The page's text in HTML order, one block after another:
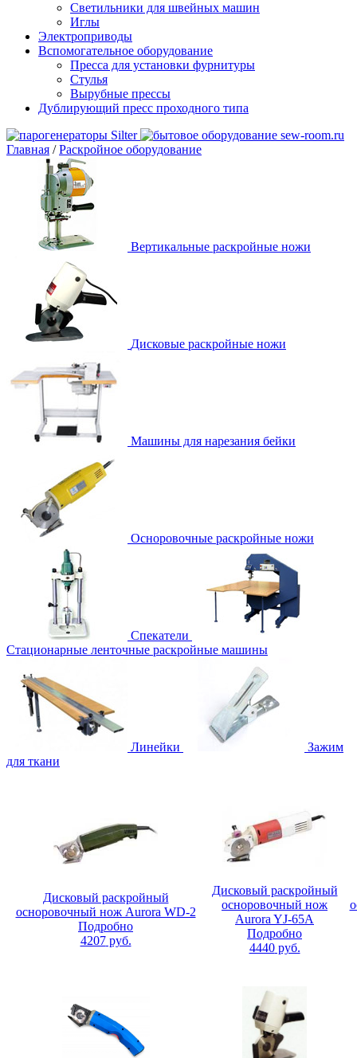
Светильники для швейных машин
Иглы
Электроприводы
Вспомогательное оборудование
Пресса для установки фурнитуры
Стулья
Вырубные прессы
Дублирующий пресс проходного типа
Главная /Раскройное оборудование
Вертикальные раскройные ножи
Дисковые раскройные ножи
Машины для нарезания бейки
Осноровочные раскройные ножи
Спекатели
Стационарные ленточные раскройные машины
Линейки
Зажим
для ткани
Дисковый раскройный
осноровочный нож Aurora WD-2
Подробно
4207руб.
Дисковый раскройный
осноровочный нож
Aurora YJ-65A
Подробно
4440руб.